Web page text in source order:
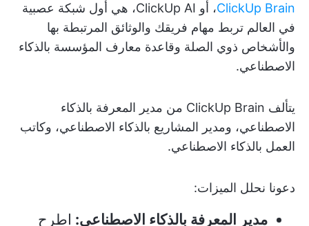
ClickUp Brain
، أو ClickUp AI، هي أول شبكة عصبية
في العالم تربط مهام فريقك والوثائق المرتبطة بها
والأشخاص ذوي الصلة وقاعدة معارف المؤسسة بالذكاء
الاصطناعي.
يتألف ClickUp Brain من مدير المعرفة بالذكاء
الاصطناعي، ومدير المشاريع بالذكاء الاصطناعي، وكاتب
العمل بالذكاء الاصطناعي.
دعونا نحلل الميزات:
مدير المعرفة بالذكاء الاصطناعي: اطرح